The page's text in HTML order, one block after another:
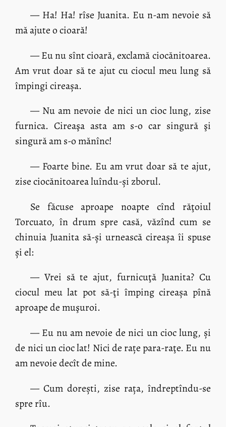
— Ha! Ha! rîse Juanita. Eu n-am nevoie să
mă ajute o cioară!
— Eu nu sînt cioară, exclamă ciocănitoarea.
Am vrut doar să te ajut cu ciocul meu lung să
împingi cireașa.
— Nu am nevoie de nici un cioc lung, zise
furnica. Cireaşa asta am s-o car singură şi
singură am s-o mănînc!
— Foarte bine. Eu am vrut doar să te ajut,
zise ciocănitoarea luîndu-și zborul.
Se făcuse aproape noapte cînd răţoiul
Torcuato, în drum spre casă, văzînd cum se
chinuia Juanita să-și urnească cireașa îi spuse
și el:
— Vrei să te ajut, furnicuţă Juanita? Cu
ciocul meu lat pot să-ţi împing cireașa pînă
aproape de muşuroi.
— Eu nu am nevoie de nici un cioc lung, și
de nici un cioc lat! Nici de rațe para-raţe. Eu nu
am nevoie decît de mine.
— Cum dorești, zise rața, îndreptîndu-se
spre rîu.